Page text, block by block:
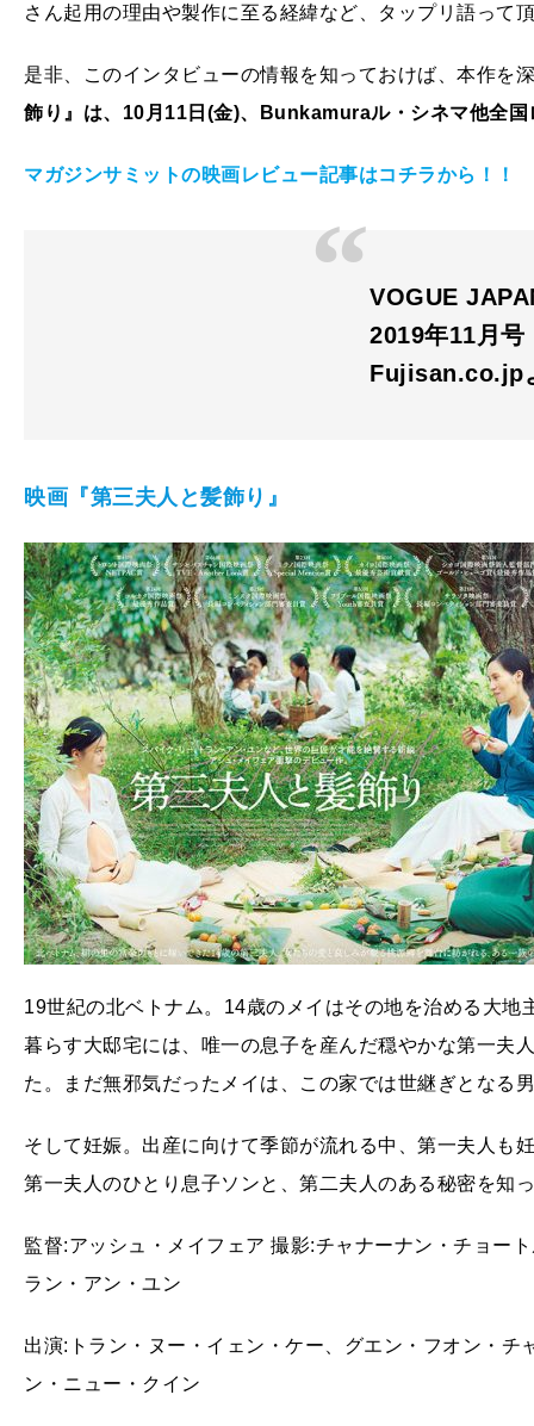
さん起用の理由や製作に至る経緯など、タップリ語って
是非、このインタビューの情報を知っておけば、本作
飾り』は、10月11日(金)、Bunkamuraル・シネマ他全国
マガジンサミットの映画レビュー記事はコチラから！！
VOGUE
2019年11月号
Fujisan.co.jp
映画『第三夫人と髪飾り』
19世紀の北ベトナム。14歳のメイはその地を治める大
暮らす大邸宅には、唯一の息子を産んだ穏やかな第一夫
た。まだ無邪気だったメイは、この家では世継ぎとなる
そして妊娠。出産に向けて季節が流れる中、第一夫人も
第一夫人のひとり息子ソンと、第二夫人のある秘密を知
監督:アッシュ・メイフェア 撮影:チャナーナン・チョー
ラン・アン・ユン
出演:トラン・ヌー・イェン・ケー、グエン・フオン・
ン・ニュー・クイン